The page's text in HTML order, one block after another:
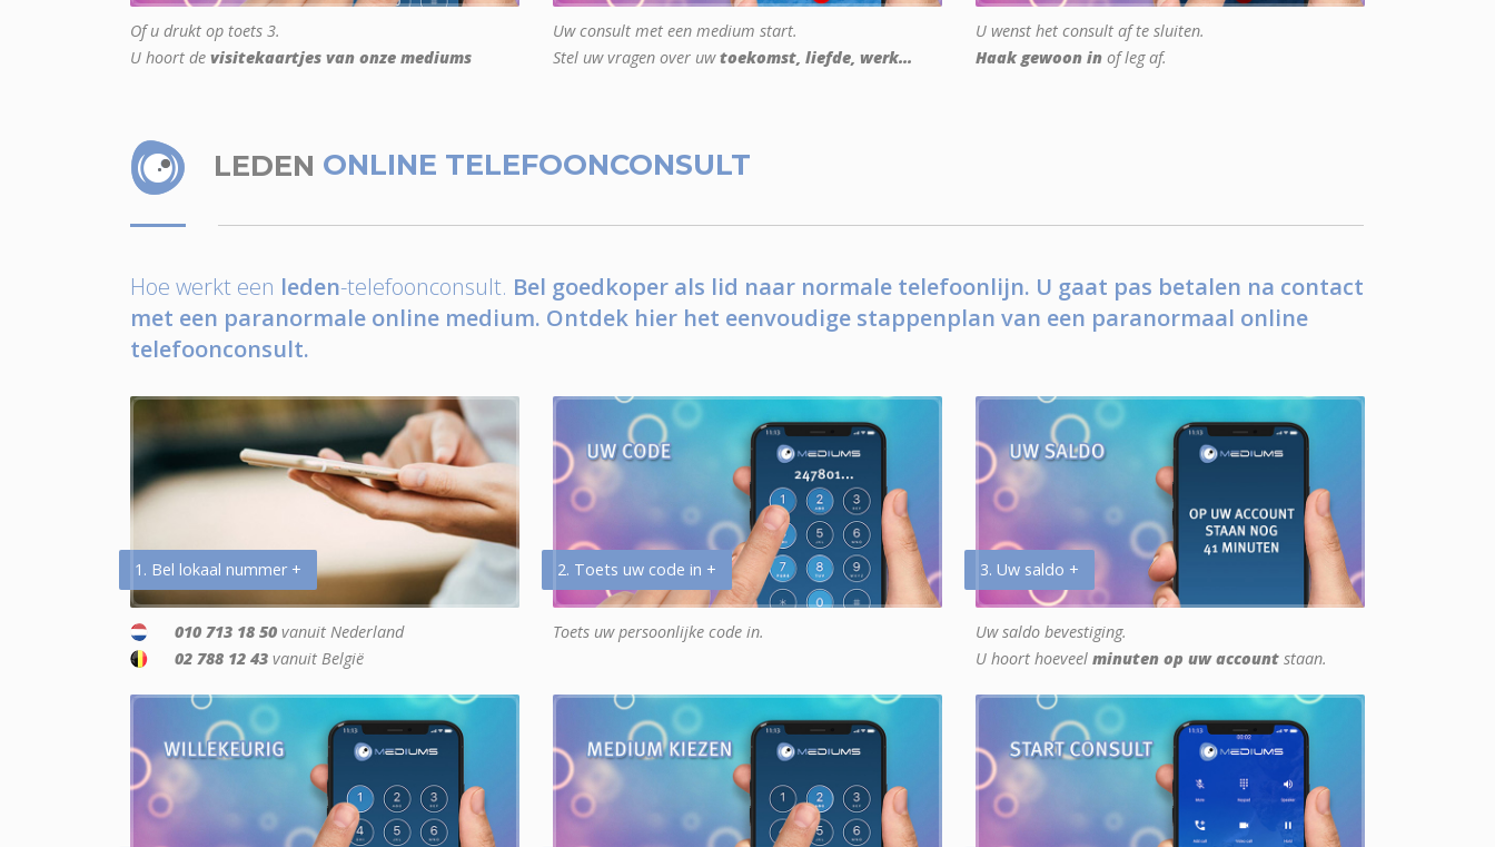
Of u drukt op toets 3.
U hoort de visitekaartjes van onze mediums
Uw consult met een medium start.
Stel uw vragen over uwtoekomst, liefde, werk...
U wenst het consult af te sluiten.
Haak gewoon in of leg af.
LEDEN ONLINE TELEFOONCONSULT
Hoe werkt een leden-telefoonconsult. Bel goedkoper als lid naar normale telefoonlijn. U gaat pas betalen na contact
met een paranormale online medium. Ontdek hier het eenvoudige stappenplan van een paranormaal online
telefoonconsult.
1. Bel lokaal nummer +
010 713 18 50 vanuit Nederland
02 788 12 43 vanuit België
2. Toets uw code in +
Toets uw persoonlijke code in.
3. Uw saldo +
Uw saldo bevestiging.
U hoort hoeveel minuten op uw account staan.